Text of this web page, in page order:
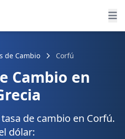
de Cambio Corfú
Cambio en
de cambio en Corfú.
dólar: